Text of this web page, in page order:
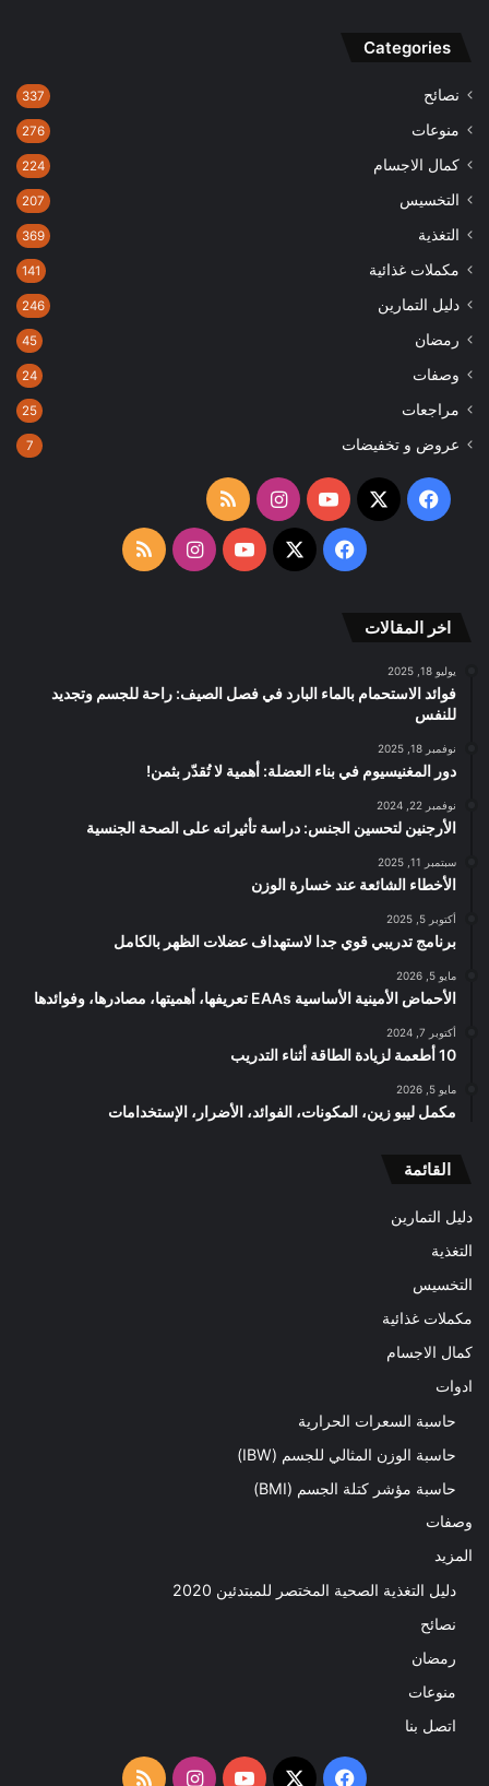
Categories
نصائح 337
منوعات 276
كمال الاجسام 224
التخسيس 207
التغذية 369
مكملات غذائية 141
دليل التمارين 246
رمضان 45
وصفات 24
مراجعات 25
عروض و تخفيضات 7
فيسبوك
‫X
‫YouTubeانستقرامملخص
الموقع
فيسبوك
‫X
‫YouTubeانستقرامملخص
اخر المقالات
يوليو 18, 2025
فوائد الاستحمام بالماء البارد في فصل الصيف: راحة للجسم وتجديد
للنفس
نوفمبر 18, 2025
دور المغنيسيوم في بناء العضلة: أهمية لا تُقدّر بثمن!
نوفمبر 22, 2024
الأرجنين لتحسين الجنس: دراسة تأثيراته على الصحة الجنسية
سبتمبر 11, 2025
الأخطاء الشائعة عند خسارة الوزن
أكتوبر 5, 2025
برنامج تدريبي قوي جدا لاستهداف عضلات الظهر بالكامل
مايو 5, 2026
الأحماض الأمينية الأساسية EAAs تعريفها، أهميتها، مصادرها، وفوائدها
أكتوبر 7, 2024
10 أطعمة لزيادة الطاقة أثناء التدريب
مايو 5, 2026
مكمل ليبو زين، المكونات، الفوائد، الأضرار، الإستخدامات
القائمة
دليل التمارين
التغذية
التخسيس
مكملات غذائية
كمال الاجسام
ادوات
حاسبة السعرات الحرارية
حاسبة الوزن المثالي للجسم (IBW)
حاسبة مؤشر كتلة الجسم (BMI)
وصفات
المزيد
دليل التغذية الصحية المختصر للمبتدئين 2020​
نصائح
رمضان
منوعات
اتصل بنا
فيسبوك
‫X
‫YouTubeانستقرامملخص